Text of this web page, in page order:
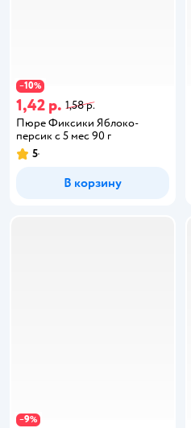
−10%
1,42 р. 1,58 р.
Пюре Фиксики Яблоко-
персик с 5 мес 90 г
5
В корзину
−9%